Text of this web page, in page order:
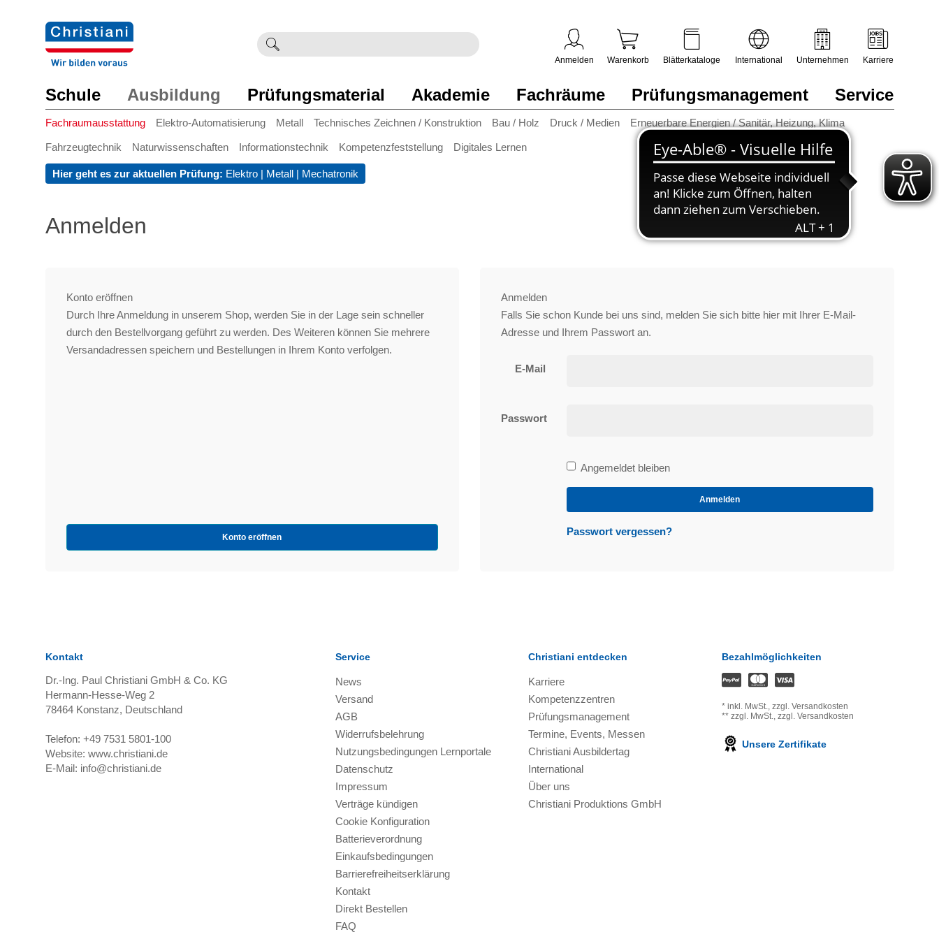
eingeben
Schule Ausbildung
Fachraumausstattung Elektro-Automatisierung Metall Technisches Zeichnen / Konstruktion Bau / Holz Druck / Medien Erneuerbare Energien / Sanitär, Heizung, Klima
Fahrzeugtechnik Naturwissenschaften Informationstechnik Kompetenzfeststellung Digitales Lernen
Prüfungsmaterial Akademie Fachräume Prüfungsmanagement Service
Hier geht es zur aktuellen Prüfung: Elektro | Metall | Mechatronik
Anmelden Warenkorb Blätterkataloge International Unternehmen Karriere
Anmelden
Konto eröffnen
Durch Ihre Anmeldung in unserem Shop, werden Sie in der Lage sein schneller
durch den Bestellvorgang geführt zu werden. Des Weiteren können Sie mehrere
Versandadressen speichern und Bestellungen in Ihrem Konto verfolgen.
Konto eröffnen
Anmelden
Falls Sie schon Kunde bei uns sind, melden Sie sich bitte hier mit Ihrer E-Mail-
Adresse und Ihrem Passwort an.
E-Mail
Passwort
Bleibe
angemeldet
Angemeldet bleiben
Anmelden
Passwort vergessen?
Kontakt
Dr.-Ing. Paul Christiani GmbH & Co. KG
Hermann-Hesse-Weg 2
78464Konstanz, Deutschland
Telefon: +49 7531 5801-100
Website: www.christiani.de
E-Mail: info@christiani.de
Service
News
Versand
AGB
Widerrufsbelehrung
Nutzungsbedingungen Lernportale
Datenschutz
Impressum
Verträge kündigen
Cookie Konfiguration
Batterieverordnung
Einkaufsbedingungen
Barrierefreiheitserklärung
Kontakt
Direkt Bestellen
FAQ
Christiani entdecken
Karriere
Kompetenzzentren
Prüfungsmanagement
Termine, Events, Messen
Christiani Ausbildertag
International
Über uns
Christiani Produktions GmbH
Bezahlmöglichkeiten
* inkl. MwSt., zzgl. Versandkosten
** zzgl. MwSt., zzgl. Versandkosten
Unsere Zertifikate